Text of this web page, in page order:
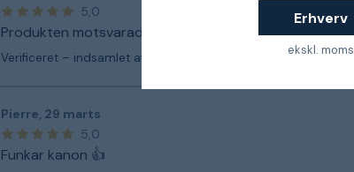
Erhverv
ekskl. moms
5,0
Produkten motsvarade mina förväntningar!
Verificeret – indsamlet af Proffsmagasinet.se
Pierre, 29 marts
5,0
Funkar kanon 👍